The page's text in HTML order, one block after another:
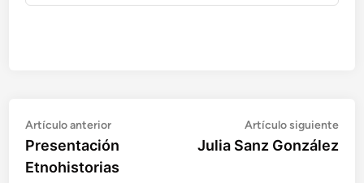
Navegación
de
Artículo anteriorArtículo
anterior:
Presentación
Etnohistorias
Artículo siguiente
Julia Sanz González